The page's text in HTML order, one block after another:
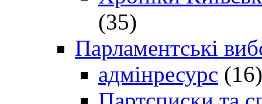
(35)
Парламентські
адмінресурс (16)